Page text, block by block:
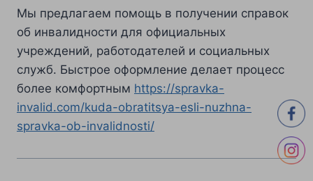
Мы предлагаем помощь в получении справок
об инвалидности для официальных
учреждений, работодателей и социальных
служб. Быстрое оформление делает процесс
более комфортным https://spravka-
invalid.com/kuda-obratitsya-esli-nuzhna-
spravka-ob-invalidnosti/